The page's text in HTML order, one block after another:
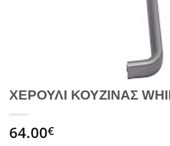
ΧΕΡΟΥΛΙ ΚΟΥΖΙΝΑΣ
64.00€